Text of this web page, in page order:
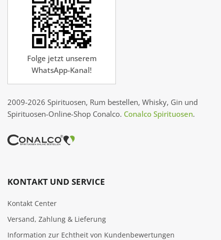
Folge jetzt unserem
WhatsApp-Kanal!
2009-2026 Spirituosen, Rum bestellen, Whisky, Gin und
Spirituosen-Online-Shop Conalco. Conalco Spirituosen.
KONTAKT UND SERVICE
Kontakt Center
Versand, Zahlung & Lieferung
Information zur Echtheit von Kundenbewertungen